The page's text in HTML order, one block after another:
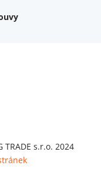
TRADE s.r.o. 2024
s kolíky 8x30 mm